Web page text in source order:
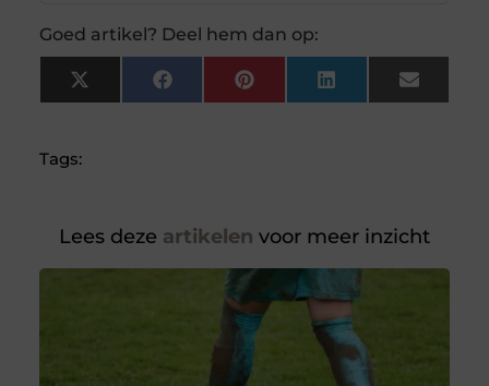
Goed artikel? Deel hem dan op:
X
(Twitter)
FacebookPinterest LinkedIn Email
Tags:
Lees deze artikelen voor meer inzicht